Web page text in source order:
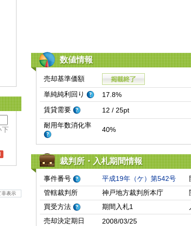
下
非表示
数値情報
売却基準価額
単純純利回り
17.8%
賃貸需要
12 / 25pt
耐用年数消化率
40%
裁判所・入札期間情報
事件番号 平成19年（ケ）第542号
管轄裁判所
神戸地方裁判所本庁
買受方法
期間入札1
売却決定期日
2008/03/25